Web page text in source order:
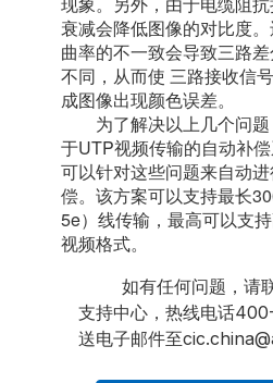
衰减会降低图像的对比度
曲率的不一致会导致三路
不同，从而使 三路接收信
成图像出现颜色误差。
为了解决以上几个问题
于UTP视频传输的自动补
可以针对这些问题来自动
偿。该方案可以支持最长
5e）线传输，最高可以支
视频格式。
如有任何问题，请联
支持中心，热线电话
送电子邮件至